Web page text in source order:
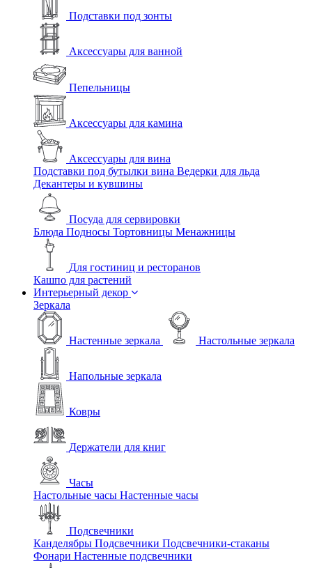
Подставки под зонты
Аксессуары для ванной
Пепельницы
Аксессуары для камина
Аксессуары для вина
Подставки под бутылки вина Ведерки для льда
Декантеры и кувшины
Посуда для сервировки
Блюда Подносы Тортовницы Менажницы
Для гостиниц и ресторанов
Кашпо для растений
Интерьерный декор
Зеркала
Настенные зеркала Настольные зеркала
Напольные зеркала
Ковры
Держатели для книг
Часы
Настольные часы Настенные часы
Подсвечники
Канделябры Подсвечники Подсвечники-стаканы
Фонари Настенные подсвечники